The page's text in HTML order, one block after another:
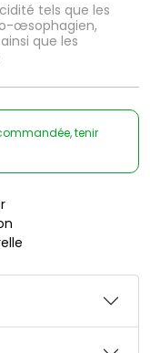
tels que les
œsophagien,
que les
tenir